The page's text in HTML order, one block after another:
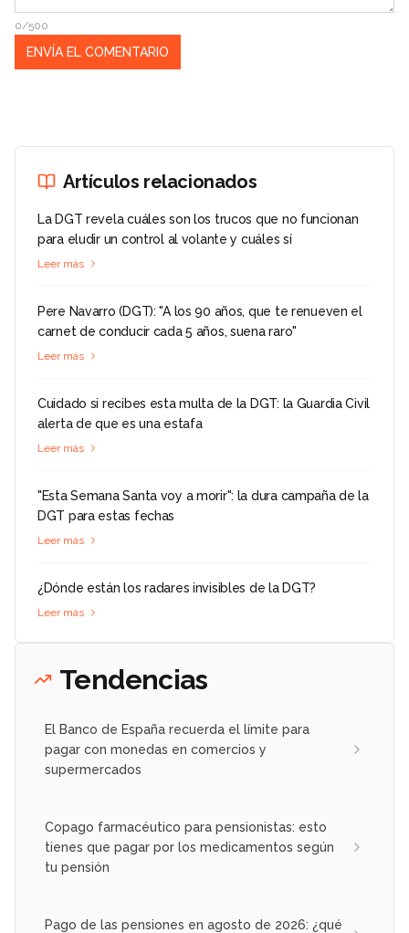
0/500
Artículos relacionados
La DGT revela cuáles son los trucos que no funcionan
para eludir un control al volante y cuáles sí
Leer más
Pere Navarro (DGT): "A los 90 años, que te renueven el
carnet de conducir cada 5 años, suena raro"
Leer más
Cuidado si recibes esta multa de la DGT: la Guardia Civil
alerta de que es una estafa
Leer más
"Esta Semana Santa voy a morir": la dura campaña de la
DGT para estas fechas
Leer más
¿Dónde están los radares invisibles de la DGT?
Leer más
Tendencias
El Banco de España recuerda el límite para
pagar con monedas en comercios y
supermercados
Copago farmacéutico para pensionistas: esto
tienes que pagar por los medicamentos según
tu pensión
Pago de las pensiones en agosto de 2026: ¿qué